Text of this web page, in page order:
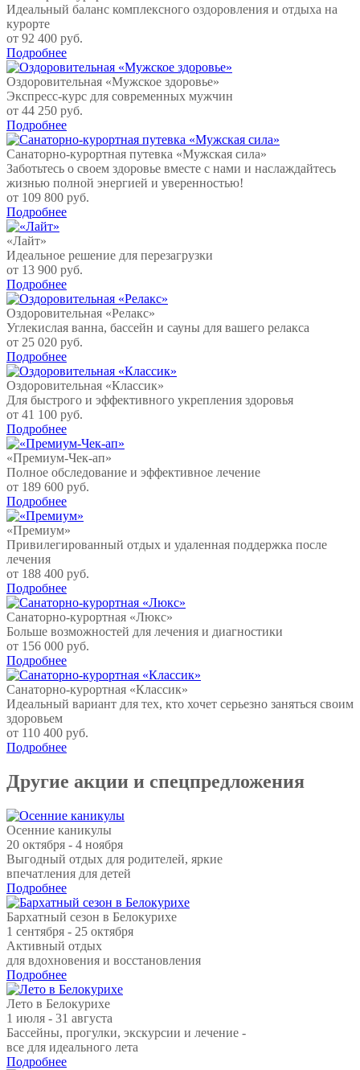
Идеальный баланс комплексного оздоровления и отдыха на
курорте
от 92 400 руб.
Подробнее
Оздоровительная «Мужское здоровье»
Экспресс-курс для современных мужчин
от 44 250 руб.
Подробнее
Санаторно-курортная путевка «Мужская сила»
Заботьтесь о своем здоровье вместе с нами и наслаждайтесь
жизнью полной энергией и уверенностью!
от 109 800 руб.
Подробнее
«Лайт»
Идеальное решение для перезагрузки
от 13 900 руб.
Подробнее
Оздоровительная «Релакс»
Углекислая ванна, бассейн и сауны для вашего релакса
от 25 020 руб.
Подробнее
Оздоровительная «Классик»
Для быстрого и эффективного укрепления здоровья
от 41 100 руб.
Подробнее
«Премиум-Чек-ап»
Полное обследование и эффективное лечение
от 189 600 руб.
Подробнее
«Премиум»
Привилегированный отдых и удаленная поддержка после
лечения
от 188 400 руб.
Подробнее
Санаторно-курортная «Люкс»
Больше возможностей для лечения и диагностики
от 156 000 руб.
Подробнее
Санаторно-курортная «Классик»
Идеальный вариант для тех, кто хочет серьезно заняться своим
здоровьем
от 110 400 руб.
Подробнее
Другие акции и спецпредложения
Осенние каникулы
20 октября - 4 ноября
Выгодный отдых для родителей, яркие
впечатления для детей
Подробнее
Бархатный сезон в Белокурихе
1 сентября - 25 октября
Активный отдых
для вдохновения и восстановления
Подробнее
Лето в Белокурихе
1 июля - 31 августа
Бассейны, прогулки, экскурсии и лечение -
все для идеального лета
Подробнее